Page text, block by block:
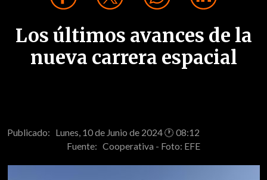
Los últimos avances de la
nueva carrera espacial
Publicado: Lunes, 10 de Junio de 2024 🕐 08:12
Fuente: Cooperativa - Foto: EFE